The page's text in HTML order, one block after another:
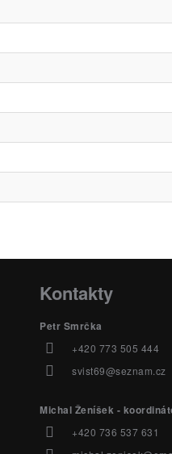
Kontakty
Petr Smrčka
+420 773 505 444
svist69@seznam.cz
Michal Ženíšek -
+420 736 537 631